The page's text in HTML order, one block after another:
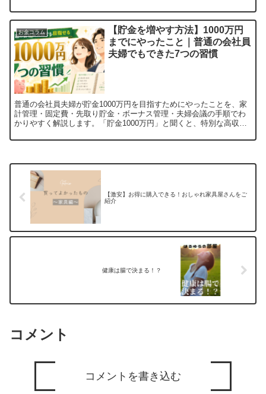
お金コラム
【貯金を増やす方法】1000万円
までにやったこと｜普通の会社員
夫婦でもできた7つの習慣
普通の会社員夫婦が貯金1000万円を目指すためにやったことを、家
計管理・固定費・先取り貯金・ボーナス管理・夫婦会議の手順でわ
かりやすく解説します。「貯金1000万円」と聞くと、特別な高収入
【激安】お得に購入できる！おしゃれ家具屋さんをご
紹介
健康は腸で決まる！？
コメント
コメントを書き込む